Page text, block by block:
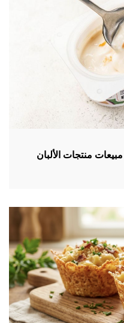
منتجات الألبان